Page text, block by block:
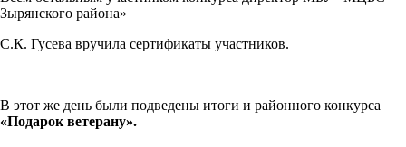
Зырянского района»
С.К. Гусева вручила сертификаты участников.
В этот же день были подведены итоги и районного конкурса
«Подарок ветерану».